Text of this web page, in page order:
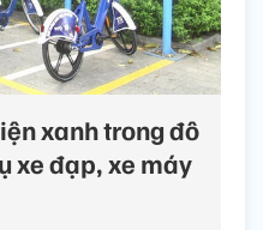
xanh trong đô
xe đạp, xe máy